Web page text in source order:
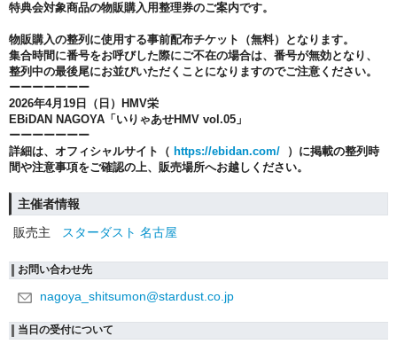
特典会対象商品の物販購入用整理券のご案内です。
物販購入の整列に使用する事前配布チケット（無料）となります。
集合時間に番号をお呼びした際にご不在の場合は、番号が無効となり、
整列中の最後尾にお並びいただくことになりますのでご注意ください。
ーーーーーーー
2026年4月19日（日） HMV栄
EBiDAN NAGOYA 「いりゃあせHMV vol.05」
ーーーーーーー
詳細は、オフィシャルサイト（ https://ebidan.com/
）に掲載の整列時
間や注意事項をご確認の上、販売場所へお越しください。
主催者情報
販売主
スターダスト 名古屋
お問い合わせ先
nagoya_shitsumon@stardust.co.jp
当日の受付について